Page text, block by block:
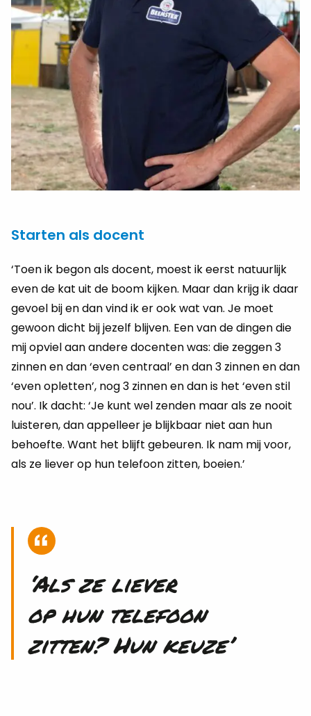
Starten als docent
‘Toen ik begon als docent, moest ik eerst natuurlijk
even de kat uit de boom kijken. Maar dan krijg ik daar
gevoel bij en dan vind ik er ook wat van. Je moet
gewoon dicht bij jezelf blijven. Een van de dingen die
mij opviel aan andere docenten was: die zeggen 3
zinnen en dan ‘even centraal’ en dan 3 zinnen en dan
‘even opletten’, nog 3 zinnen en dan is het ‘even stil
nou’. Ik dacht: ‘Je kunt wel zenden maar als ze nooit
luisteren, dan appelleer je blijkbaar niet aan hun
behoefte. Want het blijft gebeuren. Ik nam mij voor,
als ze liever op hun telefoon zitten, boeien.’
‘Als ze lie­ver
op hun te­le­foon
zit­ten? Hun keuze’